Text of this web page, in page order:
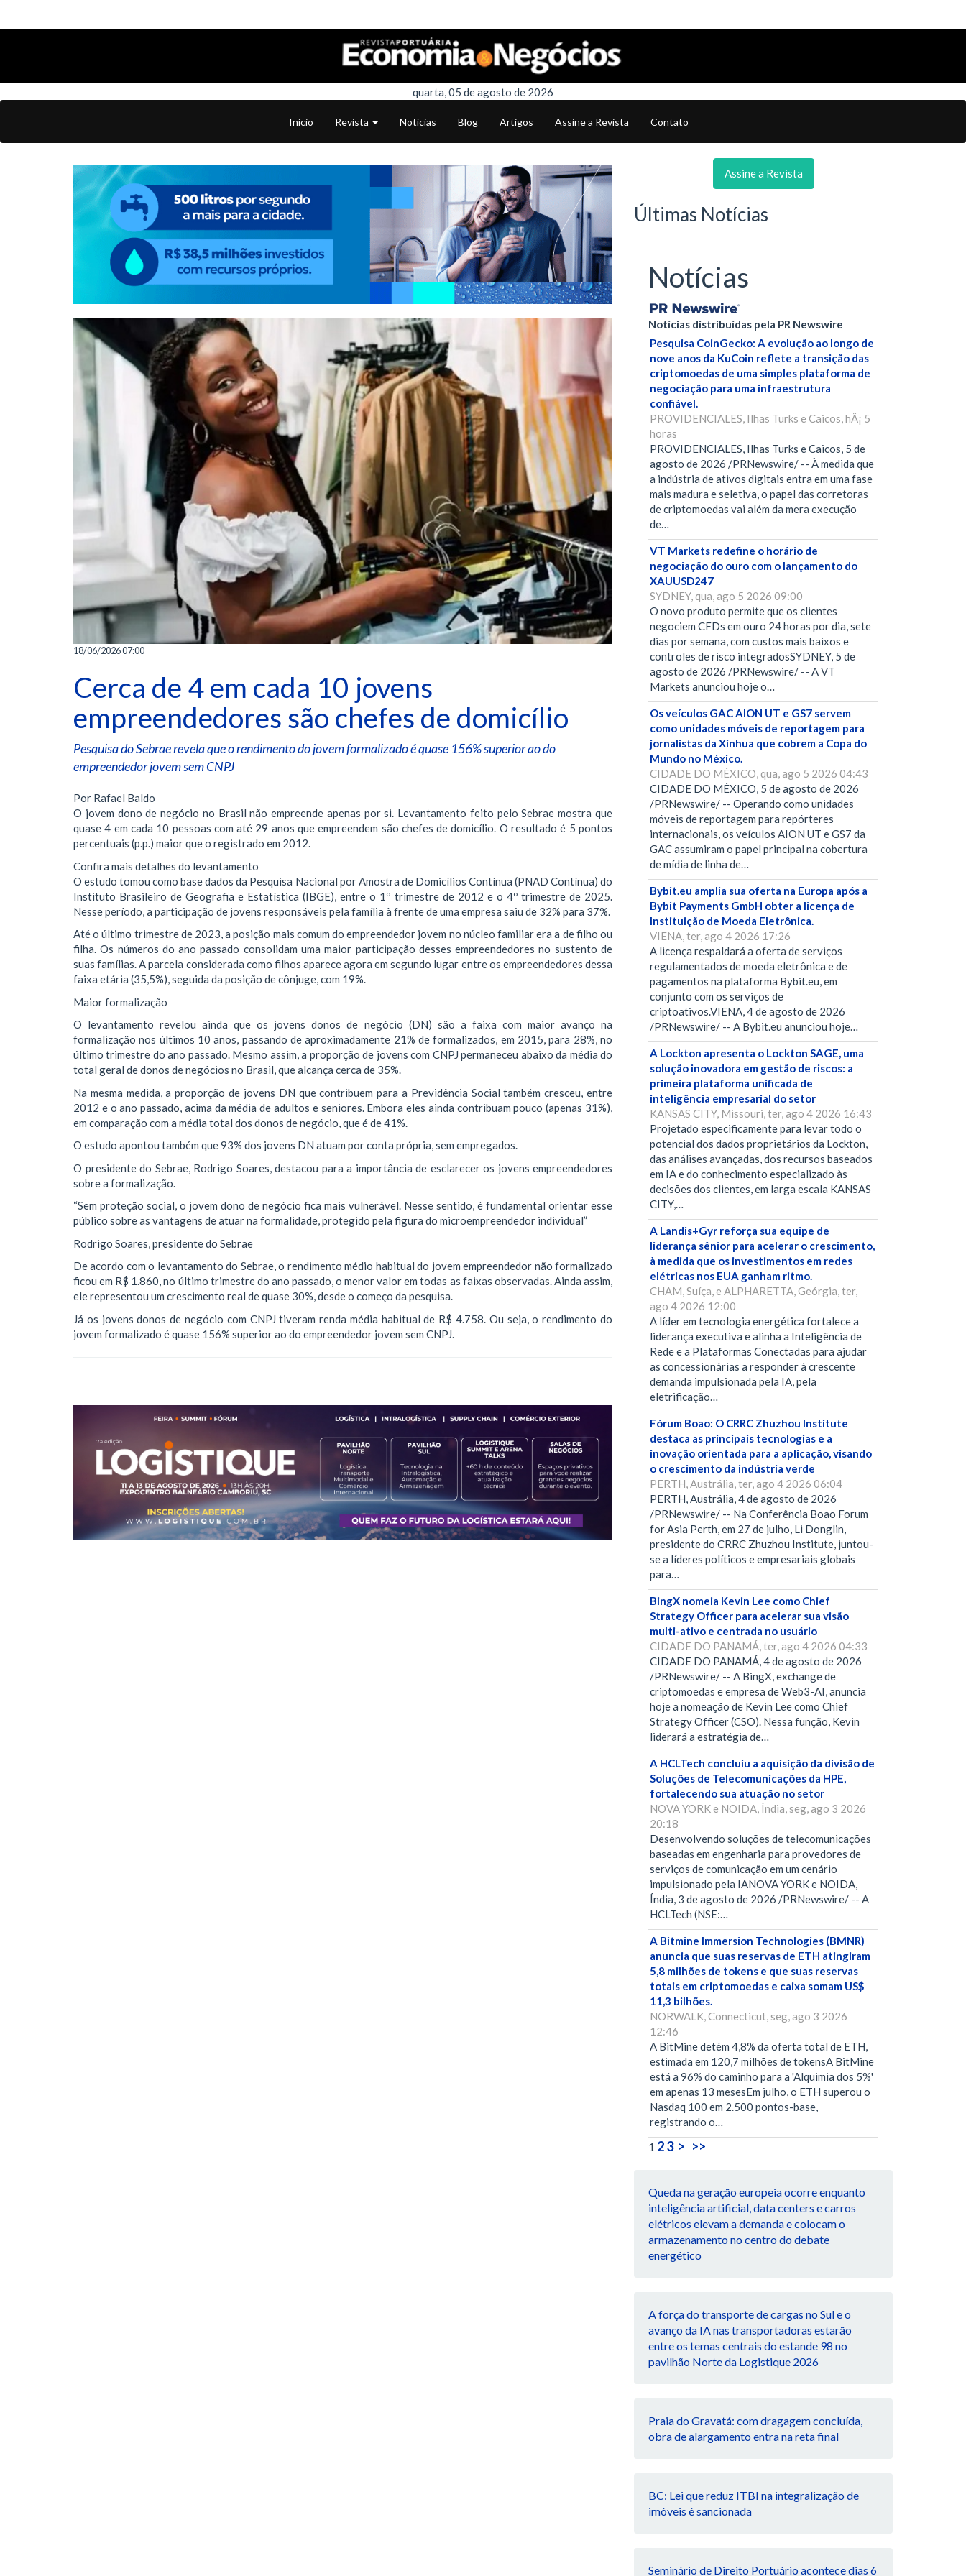
quarta, 05 de agosto de 2026
Início Revista Notícias Blog Artigos Assine a Revista Contato
18/06/2026 07:00
Cerca de 4 em cada 10 jovens
empreendedores são chefes de domicílio
Pesquisa do Sebrae revela que o rendimento do jovem formalizado é quase 156% superior ao do
empreendedor jovem sem CNPJ
Por Rafael Baldo
O jovem dono de negócio no Brasil não empreende apenas por si. Levantamento feito pelo Sebrae mostra que
quase 4 em cada 10 pessoas com até 29 anos que empreendem são chefes de domicílio. O resultado é 5 pontos
percentuais (p.p.) maior que o registrado em 2012.
Confira mais detalhes do levantamento
O estudo tomou como base dados da Pesquisa Nacional por Amostra de Domicílios Contínua (PNAD Contínua) do
Instituto Brasileiro de Geografia e Estatística (IBGE), entre o 1º trimestre de 2012 e o 4º trimestre de 2025.
Nesse período, a participação de jovens responsáveis pela família à frente de uma empresa saiu de 32% para 37%.
Até o último trimestre de 2023, a posição mais comum do empreendedor jovem no núcleo familiar era a de filho ou
filha. Os números do ano passado consolidam uma maior participação desses empreendedores no sustento de
suas famílias. A parcela considerada como filhos aparece agora em segundo lugar entre os empreendedores dessa
faixa etária (35,5%), seguida da posição de cônjuge, com 19%.
Maior formalização
O levantamento revelou ainda que os jovens donos de negócio (DN) são a faixa com maior avanço na
formalização nos últimos 10 anos, passando de aproximadamente 21% de formalizados, em 2015, para 28%, no
último trimestre do ano passado. Mesmo assim, a proporção de jovens com CNPJ permaneceu abaixo da média do
total geral de donos de negócios no Brasil, que alcança cerca de 35%.
Na mesma medida, a proporção de jovens DN que contribuem para a Previdência Social também cresceu, entre
2012 e o ano passado, acima da média de adultos e seniores. Embora eles ainda contribuam pouco (apenas 31%),
em comparação com a média total dos donos de negócio, que é de 41%.
O estudo apontou também que 93% dos jovens DN atuam por conta própria, sem empregados.
O presidente do Sebrae, Rodrigo Soares, destacou para a importância de esclarecer os jovens empreendedores
sobre a formalização.
“Sem proteção social, o jovem dono de negócio fica mais vulnerável. Nesse sentido, é fundamental orientar esse
público sobre as vantagens de atuar na formalidade, protegido pela figura do microempreendedor individual”
Rodrigo Soares, presidente do Sebrae
De acordo com o levantamento do Sebrae, o rendimento médio habitual do jovem empreendedor não formalizado
ficou em R$ 1.860, no último trimestre do ano passado, o menor valor em todas as faixas observadas. Ainda assim,
ele representou um crescimento real de quase 30%, desde o começo da pesquisa.
Já os jovens donos de negócio com CNPJ tiveram renda média habitual de R$ 4.758. Ou seja, o rendimento do
jovem formalizado é quase 156% superior ao do empreendedor jovem sem CNPJ.
Assine a Revista
Últimas Notícias
Notícias
Notícias distribuídas pela PR Newswire
Pesquisa CoinGecko: A evolução ao longo de
nove anos da KuCoin reflete a transição das
criptomoedas de uma simples plataforma de
negociação para uma infraestrutura
confiável.
PROVIDENCIALES, Ilhas Turks e Caicos, hÃ¡ 5
horas
PROVIDENCIALES, Ilhas Turks e Caicos, 5 de
agosto de 2026 /PRNewswire/ -- À medida que
a indústria de ativos digitais entra em uma fase
mais madura e seletiva, o papel das corretoras
de criptomoedas vai além da mera execução
de…
VT Markets redefine o horário de
negociação do ouro com o lançamento do
XAUUSD247
SYDNEY, qua, ago 5 2026 09:00
O novo produto permite que os clientes
negociem CFDs em ouro 24 horas por dia, sete
dias por semana, com custos mais baixos e
controles de risco integradosSYDNEY, 5 de
agosto de 2026 /PRNewswire/ -- A VT
Markets anunciou hoje o…
Os veículos GAC AION UT e GS7 servem
como unidades móveis de reportagem para
jornalistas da Xinhua que cobrem a Copa do
Mundo no México.
CIDADE DO MÉXICO, qua, ago 5 2026 04:43
CIDADE DO MÉXICO, 5 de agosto de 2026
/PRNewswire/ -- Operando como unidades
móveis de reportagem para repórteres
internacionais, os veículos AION UT e GS7 da
GAC assumiram o papel principal na cobertura
de mídia de linha de…
Bybit.eu amplia sua oferta na Europa após a
Bybit Payments GmbH obter a licença de
Instituição de Moeda Eletrônica.
VIENA, ter, ago 4 2026 17:26
A licença respaldará a oferta de serviços
regulamentados de moeda eletrônica e de
pagamentos na plataforma Bybit.eu, em
conjunto com os serviços de
criptoativos.VIENA, 4 de agosto de 2026
/PRNewswire/ -- A Bybit.eu anunciou hoje…
A Lockton apresenta o Lockton SAGE, uma
solução inovadora em gestão de riscos: a
primeira plataforma unificada de
inteligência empresarial do setor
KANSAS CITY, Missouri, ter, ago 4 2026 16:43
Projetado especificamente para levar todo o
potencial dos dados proprietários da Lockton,
das análises avançadas, dos recursos baseados
em IA e do conhecimento especializado às
decisões dos clientes, em larga escala KANSAS
CITY,…
A Landis+Gyr reforça sua equipe de
liderança sênior para acelerar o crescimento,
à medida que os investimentos em redes
elétricas nos EUA ganham ritmo.
CHAM, Suíça, e ALPHARETTA, Geórgia, ter,
ago 4 2026 12:00
A líder em tecnologia energética fortalece a
liderança executiva e alinha a Inteligência de
Rede e a Plataformas Conectadas para ajudar
as concessionárias a responder à crescente
demanda impulsionada pela IA, pela
eletrificação…
Fórum Boao: O CRRC Zhuzhou Institute
destaca as principais tecnologias e a
inovação orientada para a aplicação, visando
o crescimento da indústria verde
PERTH, Austrália, ter, ago 4 2026 06:04
PERTH, Austrália, 4 de agosto de 2026
/PRNewswire/ -- Na Conferência Boao Forum
for Asia Perth, em 27 de julho, Li Donglin,
presidente do CRRC Zhuzhou Institute, juntou-
se a líderes políticos e empresariais globais
para…
BingX nomeia Kevin Lee como Chief
Strategy Officer para acelerar sua visão
multi-ativo e centrada no usuário
CIDADE DO PANAMÁ, ter, ago 4 2026 04:33
CIDADE DO PANAMÁ, 4 de agosto de 2026
/PRNewswire/ -- A BingX, exchange de
criptomoedas e empresa de Web3-AI, anuncia
hoje a nomeação de Kevin Lee como Chief
Strategy Officer (CSO). Nessa função, Kevin
liderará a estratégia de…
A HCLTech concluiu a aquisição da divisão de
Soluções de Telecomunicações da HPE,
fortalecendo sua atuação no setor
NOVA YORK e NOIDA, Índia, seg, ago 3 2026
20:18
Desenvolvendo soluções de telecomunicações
baseadas em engenharia para provedores de
serviços de comunicação em um cenário
impulsionado pela IANOVA YORK e NOIDA,
Índia, 3 de agosto de 2026 /PRNewswire/ -- A
HCLTech (NSE:…
A Bitmine Immersion Technologies (BMNR)
anuncia que suas reservas de ETH atingiram
5,8 milhões de tokens e que suas reservas
totais em criptomoedas e caixa somam US$
11,3 bilhões.
NORWALK, Connecticut, seg, ago 3 2026
12:46
A BitMine detém 4,8% da oferta total de ETH,
estimada em 120,7 milhões de tokensA BitMine
está a 96% do caminho para a 'Alquimia dos 5%'
em apenas 13 mesesEm julho, o ETH superou o
Nasdaq 100 em 2.500 pontos-base,
registrando o…
1 23 > >>
Queda na geração europeia ocorre enquanto
inteligência artificial, data centers e carros
elétricos elevam a demanda e colocam o
armazenamento no centro do debate
energético
A força do transporte de cargas no Sul e o
avanço da IA nas transportadoras estarão
entre os temas centrais do estande 98 no
pavilhão Norte da Logistique 2026
Praia do Gravatá: com dragagem concluída,
obra de alargamento entra na reta final
BC: Lei que reduz ITBI na integralização de
imóveis é sancionada
Seminário de Direito Portuário acontece dias 6